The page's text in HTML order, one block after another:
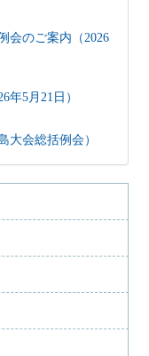
会のご案内（2026
年5月21日）
大会総括例会）
史談会との合同例
地域史研究会との
9月27日）